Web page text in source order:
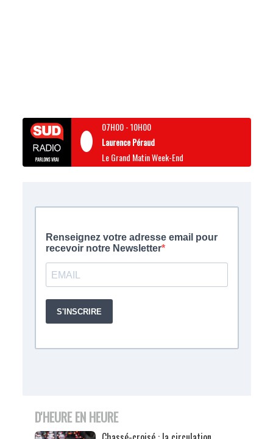
07H00-10H00
Laurence Péraud
Le Grand Matin Week-End
D'HEURE EN HEURE